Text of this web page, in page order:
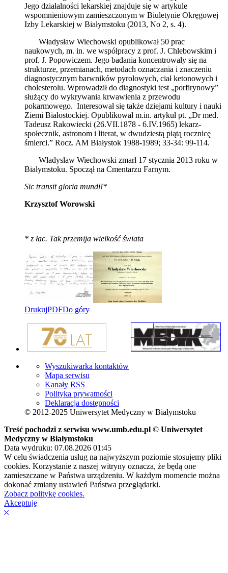
Jego działalności lekarskiej znajduje się w artykule
wspomnieniowym zamieszczonym w Biuletynie Okręgowej
Izby Lekarskiej w Białymstoku (2013, No 2, s. 4).
Władysław Wiechowski opublikował 50 prac
naukowych, m. in. we współpracy z prof. J. Chlebowskim i
prof. J. Popowiczem. Jego badania koncentrowały się na
strukturze, przemianach, metodach oznaczania i znaczeniu
diagnostycznym barwników pyrolowych, ciał ketonowych i
cholesterolu. Wprowadził do diagnostyki test „porfirynowy”
służący do wykrywania krwawienia z przewodu
pokarmowego. Interesował się także dziejami kultury i nauki
Ziemi Białostockiej. Opublikował m.in. artykuł pt. „Dr med.
Tadeusz Rakowiecki (26.VII.1878 - 6.IV.1965) lekarz-
społecznik, astronom i literat, w dwudziestą piątą rocznicę
śmierci.” Rocz. AM Białystok 1988-1989; 33-34: 99-114.
Władysław Wiechowski zmarł 17 stycznia 2013 roku w
Białymstoku. Spoczął na Cmentarzu Farnym.
Sic transit gloria mundi!*
Krzysztof Worowski
* z łac. Tak przemija wielkość świata
DrukujPDFDo góry
Wyszukiwarka kontaktów
Mapa serwisu
Kanały RSS
Polityka prywatności
Deklaracja dostępności
© 2012-2025 Uniwersytet Medyczny w Białymstoku
Treść pochodzi z serwisu www.umb.edu.pl © Uniwersytet
Medyczny w Białymstoku
Data wydruku: 07.08.2026 01:45
W celu świadczenia usług na najwyższym poziomie stosujemy pliki
cookies. Korzystanie z naszej witryny oznacza, że będą one
zamieszczane w Państwa urządzeniu. W każdym momencie można
dokonać zmiany ustawień Państwa przeglądarki.
Zobacz politykę cookies.
Akceptuję